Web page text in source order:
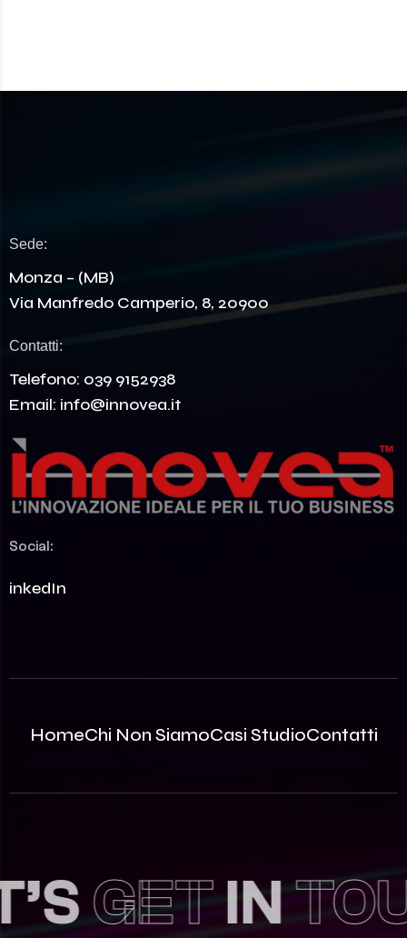
Sede:
Monza – (MB)
Via Manfredo Camperio, 8, 20900
Contatti:
Telefono: 039 9152938
Email: info@innovea.it
Social:
LinkedIn
HomeChi Non SiamoCasi StudioContatti
GETIN